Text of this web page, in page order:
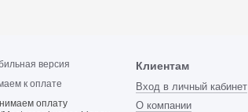
версия
к оплате
Клиентам
Вход в личный кабинет
О компании